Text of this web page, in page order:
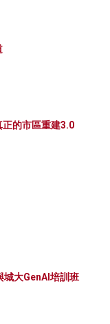
的市區重建3.0
城大GenAI培訓班